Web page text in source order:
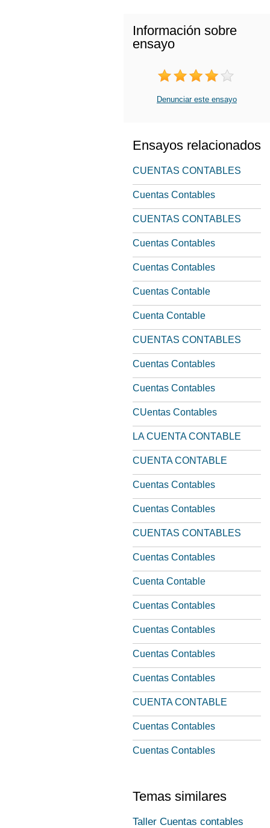
Información sobre
ensayo
Denunciar este ensayo
Ensayos relacionados
CUENTAS CONTABLES
Cuentas Contables
CUENTAS CONTABLES
Cuentas Contables
Cuentas Contables
Cuentas Contable
Cuenta Contable
CUENTAS CONTABLES
Cuentas Contables
Cuentas Contables
CUentas Contables
LA CUENTA CONTABLE
CUENTA CONTABLE
Cuentas Contables
Cuentas Contables
CUENTAS CONTABLES
Cuentas Contables
Cuenta Contable
Cuentas Contables
Cuentas Contables
Cuentas Contables
Cuentas Contables
CUENTA CONTABLE
Cuentas Contables
Cuentas Contables
Temas similares
Taller Cuentas contables